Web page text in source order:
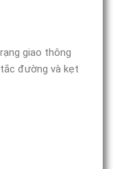
giao thông
đường và kẹt